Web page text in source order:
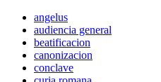
angelus
audiencia general
beatificacion
canonizacion
conclave